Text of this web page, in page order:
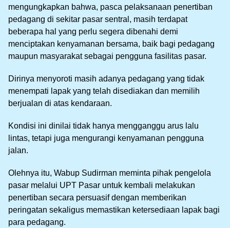
mengungkapkan bahwa, pasca pelaksanaan penertiban
pedagang di sekitar pasar sentral, masih terdapat
beberapa hal yang perlu segera dibenahi demi
menciptakan kenyamanan bersama, baik bagi pedagang
maupun masyarakat sebagai pengguna fasilitas pasar.
Dirinya menyoroti masih adanya pedagang yang tidak
menempati lapak yang telah disediakan dan memilih
berjualan di atas kendaraan.
Kondisi ini dinilai tidak hanya mengganggu arus lalu
lintas, tetapi juga mengurangi kenyamanan pengguna
jalan.
Olehnya itu, Wabup Sudirman meminta pihak pengelola
pasar melalui UPT Pasar untuk kembali melakukan
penertiban secara persuasif dengan memberikan
peringatan sekaligus memastikan ketersediaan lapak bagi
para pedagang.